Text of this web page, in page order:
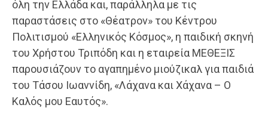
όλη την Ελλάδα και, παράλληλα με τις
παραστάσεις στο «Θέατρον» του Κέντρου
Πολιτισμού «Ελληνικός Κόσμος», η παιδική σκηνή
του Χρήστου Τριπόδη και η εταιρεία ΜΕΘΕΞΙΣ
παρουσιάζουν το αγαπημένο μιούζικαλ για παιδιά
του Τάσου Ιωαννίδη, «Λάχανα και Χάχανα – Ο
Καλός μου Εαυτός».